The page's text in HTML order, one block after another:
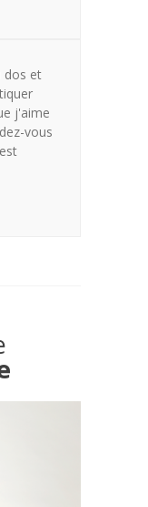
dos et
j'aime
vous